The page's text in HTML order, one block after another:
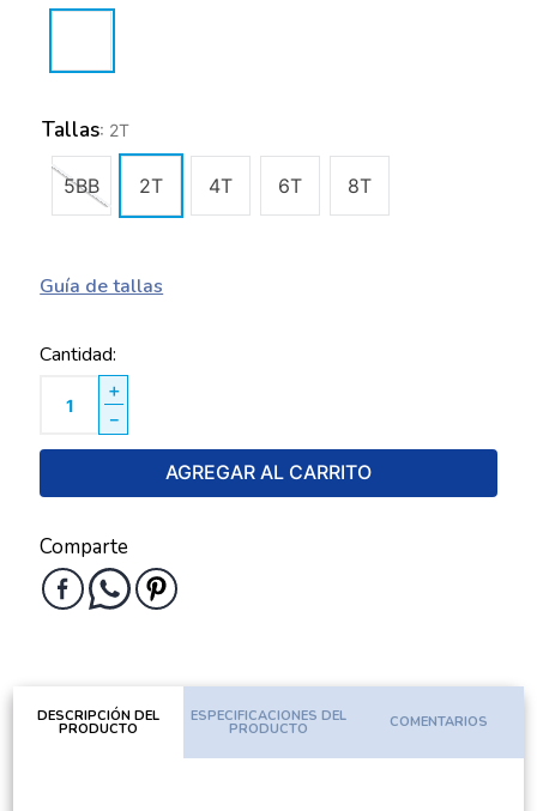
Tallas: 2T
5BB 2T 4T 6T 8T
Guía de tallas
Cantidad
＋
－
AGREGAR AL CARRITO
Comparte
DESCRIPCIÓN DEL
PRODUCTO
ESPECIFICACIONES DEL
PRODUCTO COMENTARIOS